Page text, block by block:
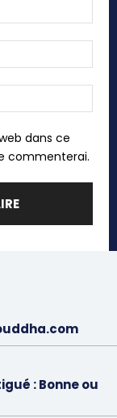
:*
:*
:
dans ce
commenterai.
: Bonne ou